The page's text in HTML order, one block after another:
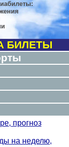
БИЛЕТЫ
прогноз
на неделю,